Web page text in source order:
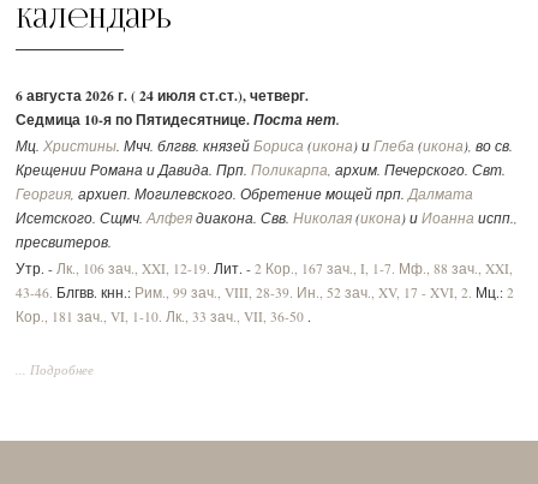
Календарь
6 августа 2026 г. ( 24 июля ст.ст.), четверг.
Седмица 10-я по Пятидесятнице.Поста нет.
Мц.Христины. Мчч. блгвв. князейБориса (икона) иГлеба (икона), во св.
Крещении Романа и Давида. Прп.Поликарпа, архим. Печерского. Свт.
Георгия, архиеп. Могилевского. Обретение мощей прп.Далмата
Исетского. Сщмч.Алфея диакона. Свв.Николая (икона) иИоанна испп.,
пресвитеров.
Утр. -Лк., 106 зач., XXI, 12-19. Лит. -2 Кор., 167 зач., I, 1-7. Мф., 88 зач., XXI,
43-46. Блгвв. кнн.: Рим., 99 зач., VIII, 28-39. Ин., 52 зач., XV, 17 - XVI, 2. Мц.:2
Кор., 181 зач., VI, 1-10. Лк., 33 зач., VII, 36-50 .
... Подробнее